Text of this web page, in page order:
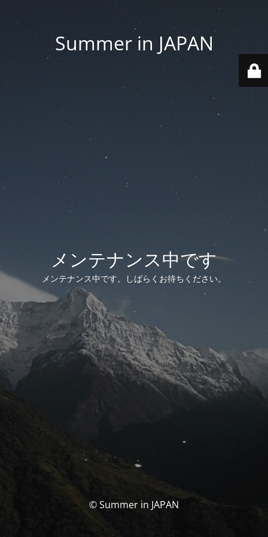
Summer in JAPAN
メンテナンス中です
メンテナンス中です。しばらくお待ちください。
© Summer in JAPAN